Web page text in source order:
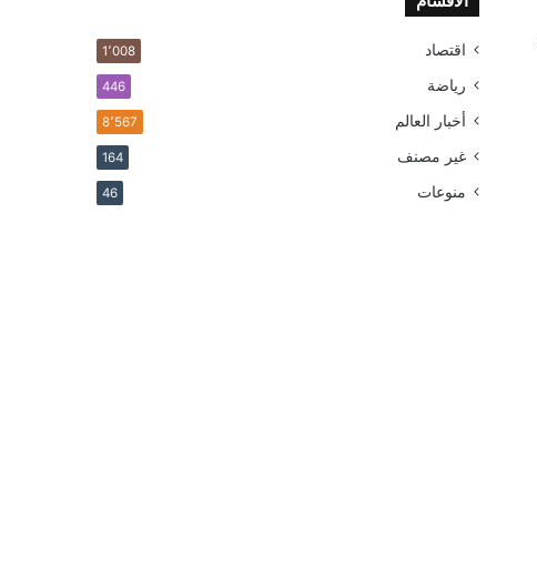
اقتصاد 1٬008
رياضة 446
أخبار العالم 8٬567
غير مصنف 164
منوعات 46